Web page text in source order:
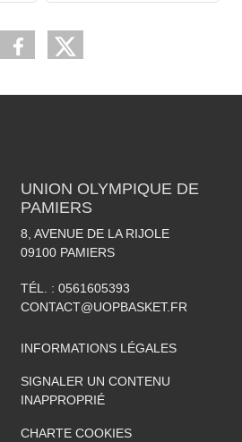
UNION OLYMPIQUE DE
PAMIERS
8, AVENUE DE LA RIJOLE
09100 PAMIERS
TÉL. : 0561605393
CONTACT@UOPBASKET.FR
INFORMATIONS LÉGALES
SIGNALER UN CONTENU
INAPPROPRIÉ
CHARTE COOKIES